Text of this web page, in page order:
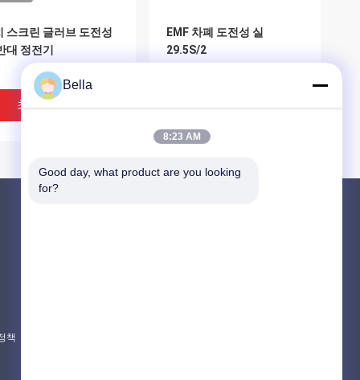
스크린 글러브 도전성
대 정전기
최고의 가격
EMF 차폐 도전성 실
29.5S/2
최고의 가격
제 도전성 실, 32S 편직
책
Bella
8:23 AM
Good day, what product are you looking
for?